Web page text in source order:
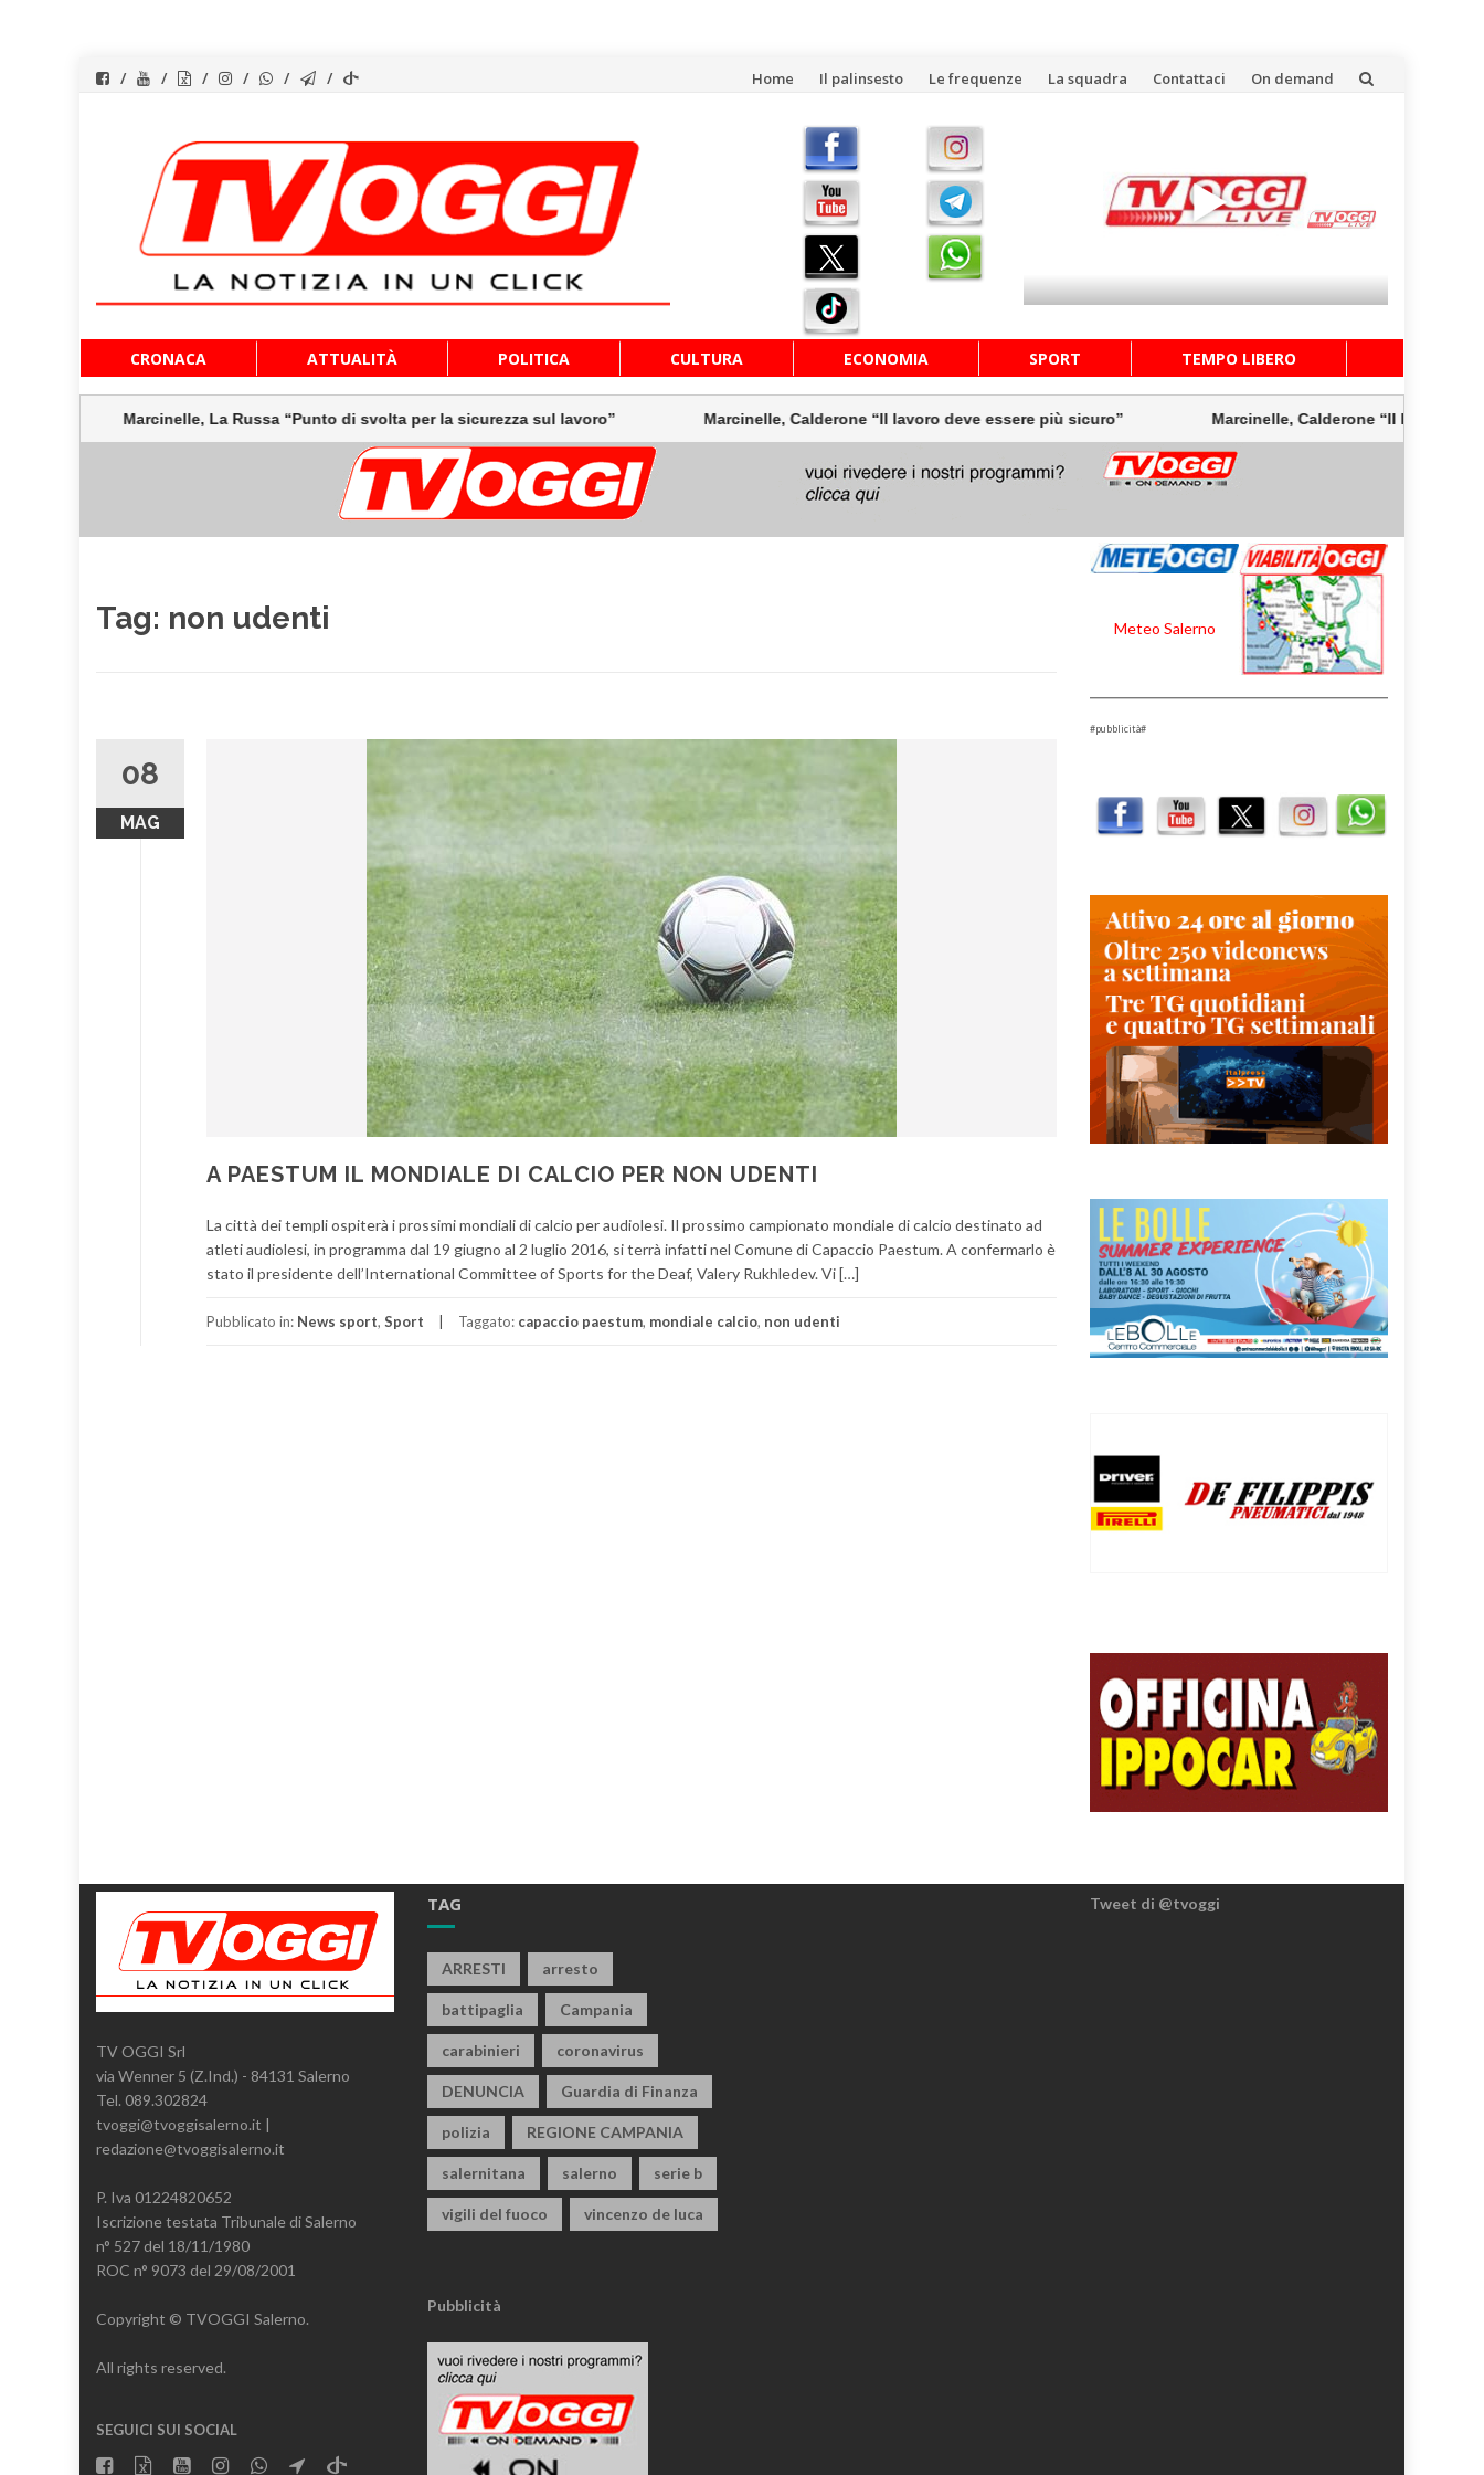
Vai
contenuto
Home Il palinsesto Le frequenze La squadra Contattaci On demand
al
contenuto
CRONACA ATTUALITÀ POLITICA CULTURA ECONOMIA SPORT TEMPO LIBERO
Marcinelle, La Russa “Punto di svolta per la sicurezza sul lavoro” Marcinelle, Calderone “Il lavoro deve essere più sicuro” Marcinelle, Calderone “Il lavoro deve
Tag: non udenti
08
MAG
A PAESTUM IL MONDIALE DI CALCIO PER NON UDENTI
La città dei templi ospiterà i prossimi mondiali di calcio per audiolesi. Il prossimo campionato mondiale di calcio destinato ad
atleti audiolesi, in programma dal 19 giugno al 2 luglio 2016, si terrà infatti nel Comune di Capaccio Paestum. A confermarlo è
stato il presidente dell’International Committee of Sports for the Deaf, Valery Rukhledev. Vi […]
Pubblicato in: News sport, Sport Taggato: capaccio paestum, mondiale calcio, non udenti
Meteo Salerno
#pubblicità#
TV OGGI Srl
via Wenner 5 (Z.Ind.) - 84131 Salerno
Tel. 089.302824
tvoggi@tvoggisalerno.it |
redazione@tvoggisalerno.it
P. Iva 01224820652
Iscrizione testata Tribunale di Salerno
n° 527 del 18/11/1980
ROC n° 9073 del 29/08/2001
Copyright © TVOGGI Salerno.
All rights reserved.
SEGUICI SUI SOCIAL
TAG
ARRESTI arresto
battipaglia Campania
carabinieri coronavirus
DENUNCIA Guardia di Finanza
polizia REGIONE CAMPANIA
salernitana salerno serie b
vigili del fuoco vincenzo de luca
Pubblicità
Tweet di @tvoggi